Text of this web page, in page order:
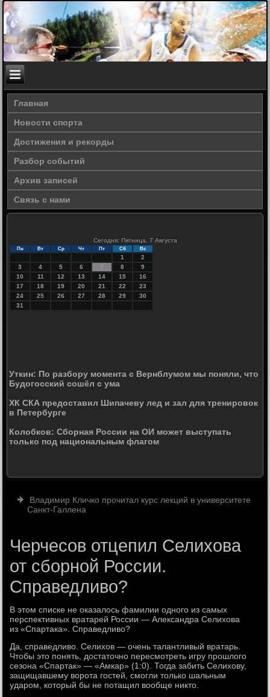
Главная
Новости спорта
Достижения и рекорды
Разбор событий
Архив записей
Связь с нами
Сегодня: Пятница, 7 Августа
Пн Вт Ср Чт Пт Сб Вс
1
2
3
4 5 6 7 8
9
10
11 12 13 14 15
16
17
18 19 20 21 22
23
24
25 26 27 28 29
30
31
Уткин: По разбору момента с Вернблумом мы поняли, что
Будогосский сошёл с ума
ХК СКА предоставил Шипачеву лед и зал для тренировок
в Петербурге
Колобков: Сборная России на ОИ может выступать
только под национальным флагом
Владимир Кличко прочитал курс лекций в университете
Санкт-Галлена
Черчесов отцепил Селихова
от сборной России.
Справедливо?
В этом списке не оказалось фамилии одного из самых
перспективных вратарей России — Александра Селихова
из «Спартака». Справедливо?
Да, справедливо. Селихов — очень талантливый вратарь.
Чтобы это понять, достаточно пересмотреть игру прошлого
сезона «Спартак» — «Амкар» (1:0). Тогда забить Селихову,
защищавшему ворота гостей, смогли только шальным
ударом, который бы не потащил вообще никто.